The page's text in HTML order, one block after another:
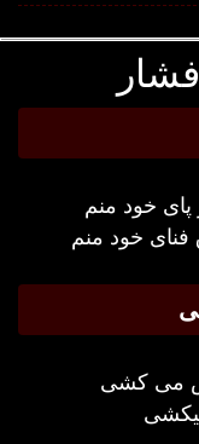
خود منم
خود منم
می کشی